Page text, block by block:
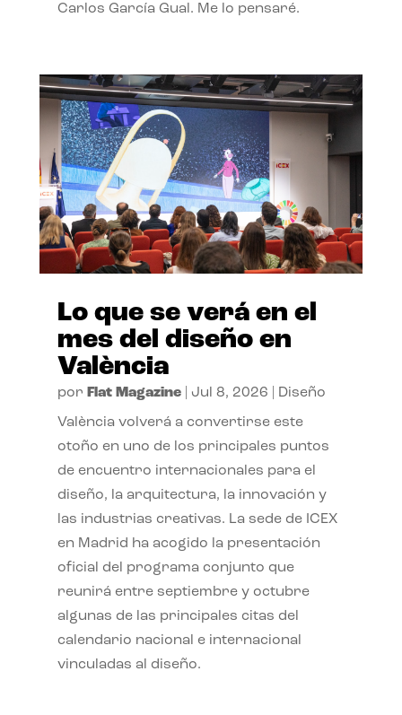
Carlos García Gual. Me lo pensaré.
Lo que se verá en el
mes del diseño en
València
por Flat Magazine| Jul 8, 2026 Diseño
València volverá a convertirse este
otoño en uno de los principales puntos
de encuentro internacionales para el
diseño, la arquitectura, la innovación y
las industrias creativas. La sede de ICEX
en Madrid ha acogido la presentación
oficial del programa conjunto que
reunirá entre septiembre y octubre
algunas de las principales citas del
calendario nacional e internacional
vinculadas al diseño.